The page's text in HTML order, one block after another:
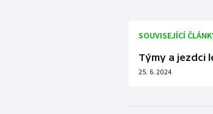
SOUVISEJÍCÍ
Týmy a jezdci
25. 6. 2024